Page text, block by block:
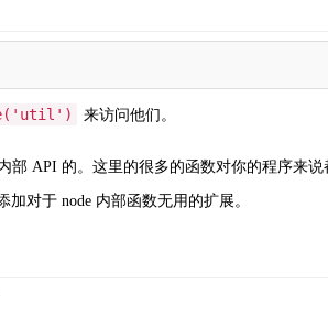
来访问他们。
部 API 的。这里的很多的函数对你的程序来
加对于 node 内部函数无用的扩展。